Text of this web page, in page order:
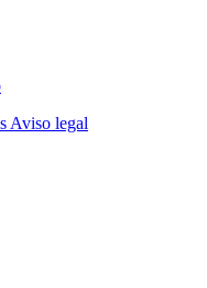
Aviso legal